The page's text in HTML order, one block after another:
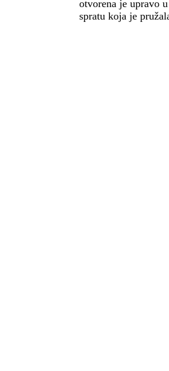
otvorena je upravo
spratu koja je